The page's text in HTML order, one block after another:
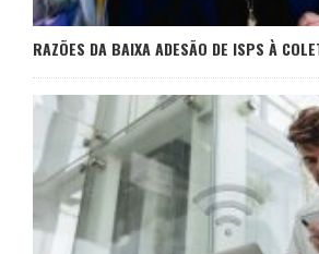
RAZÕES DA BAIXA ADESÃO DE ISPS À